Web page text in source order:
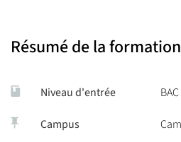
Résumé de la formation
Niveau d'entrée
Campus